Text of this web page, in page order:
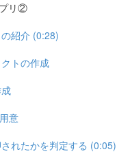
プリ②
紹介 (0:28)
トの作成
意
れたかを判定する (0:05)